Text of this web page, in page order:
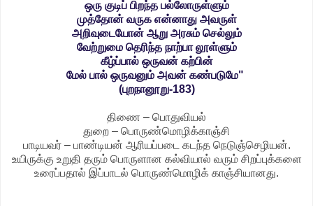
ஒரு குடிப் பிறந்த பல்லோருள்ளும்
முத்தோன் வருக என்னாது அவருள்
அறிவுடையோன் ஆறு அரசும் செல்லும்
வேற்றுமை தெரிந்த நாற்பா லூள்ளும்
கீழ்ப்பால் ஒருவன் கற்பின்
மேல் பால் ஒருவனும் அவன் கண்படுமே"
(புறநானூறு-183)
திணை – பொதுவியல்
துறை – பொருண்மொழிக்காஞ்சி
பாடியவர் – பாண்டியன் ஆரியப்படை கடந்த நெடுஞ்செழியன்.
உயிருக்கு உறுதி தரும் பொருளான கல்வியால் வரும் சிறப்புக்களை
உரைப்பதால் இப்பாடல் பொருண்மொழிக் காஞ்சியானது.